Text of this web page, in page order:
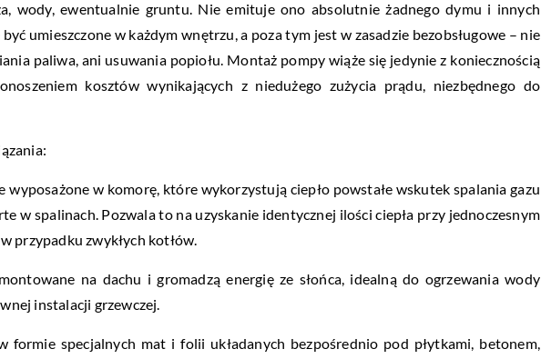
wody, ewentualnie gruntu. Nie emituje ono absolutnie żadnego dymu i innych
umieszczone w każdym wnętrzu, a poza tym jest w zasadzie bezobsługowe – nie
paliwa, ani usuwania popiołu. Montaż pompy wiąże się jedynie z koniecznością
kosztów wynikających z niedużego zużycia prądu, niezbędnego do
wyposażone w komorę, które wykorzystują ciepło powstałe wskutek spalania gazu
w spalinach. Pozwala to na uzyskanie identycznej ilości ciepła przy jednoczesnym
przypadku zwykłych kotłów.
na dachu i gromadzą energię ze słońca, idealną do ogrzewania wody
instalacji grzewczej.
formie specjalnych mat i folii układanych bezpośrednio pod płytkami, betonem,